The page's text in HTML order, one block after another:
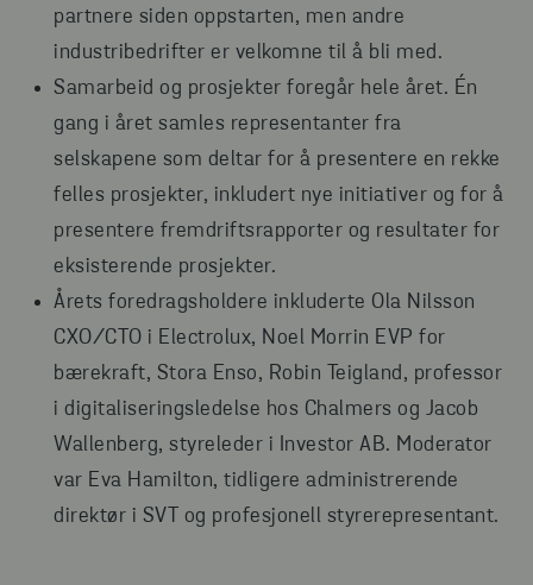
partnere siden oppstarten, men andre
industribedrifter er velkomne til å bli med.
Samarbeid og prosjekter foregår hele året. Én
gang i året samles representanter fra
selskapene som deltar for å presentere en rekke
felles prosjekter, inkludert nye initiativer og for å
presentere fremdriftsrapporter og resultater for
eksisterende prosjekter.
Årets foredragsholdere inkluderte Ola Nilsson
CXO/CTO i Electrolux, Noel Morrin EVP for
bærekraft, Stora Enso, Robin Teigland, professor
i digitaliseringsledelse hos Chalmers og Jacob
Wallenberg, styreleder i Investor AB. Moderator
var Eva Hamilton, tidligere administrerende
direktør i SVT og profesjonell styrerepresentant.